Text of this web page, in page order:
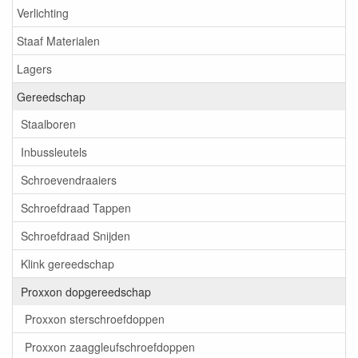
Verlichting
Staaf Materialen
Lagers
Gereedschap
Staalboren
Inbussleutels
Schroevendraaiers
Schroefdraad Tappen
Schroefdraad Snijden
Klink gereedschap
Proxxon dopgereedschap
Proxxon sterschroefdoppen
Proxxon zaaggleufschroefdoppen